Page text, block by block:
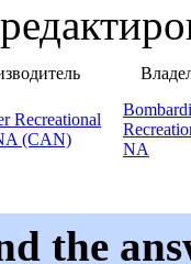
Recreational
(CAN)
NA
the